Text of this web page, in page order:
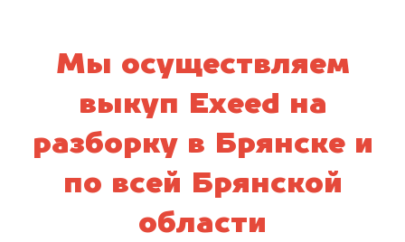
Мы осуществляем
выкуп Exeed на
разборку в Брянске и
по всей Брянской
области